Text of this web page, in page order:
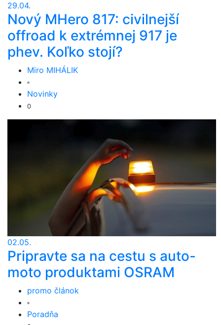
29.04.
Nový MHero 817: civilnejší
offroad k extrémnej 917 je
phev. Koľko stojí?
Miro MIHÁLIK
Novinky
0
02.05.
Pripravte sa na cestu s auto-
moto produktami OSRAM
promo článok
Poradňa